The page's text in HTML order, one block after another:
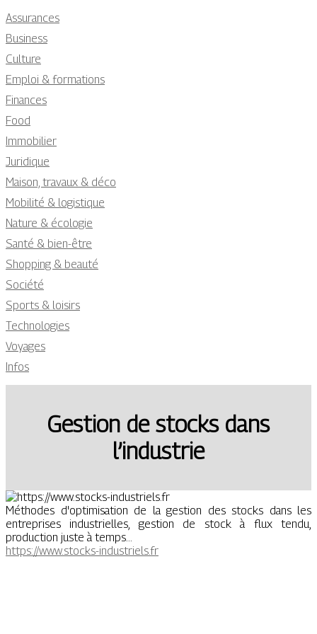
Assurances
Business
Culture
Emploi & formations
Finances
Food
Immobilier
Juridique
Maison, travaux & déco
Mobilité & logistique
Nature & écologie
Santé & bien-être
Shopping & beauté
Société
Sports & loisirs
Technologies
Voyages
Infos
Gestion de stocks dans
l’industrie
Méthodes d'optimisation de la gestion des stocks dans les
entreprises industrielles, gestion de stock à flux tendu,
production juste à temps...
https://www.stocks-industriels.fr